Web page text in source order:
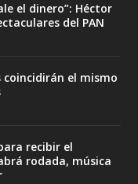
el dinero”: Héctor
del PAN
el mismo
recibir el
rodada, música